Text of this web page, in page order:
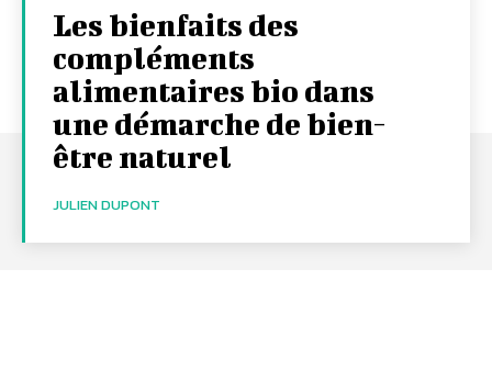
Les bienfaits des
compléments
alimentaires bio dans
une démarche de bien-
être naturel
JULIEN DUPONT